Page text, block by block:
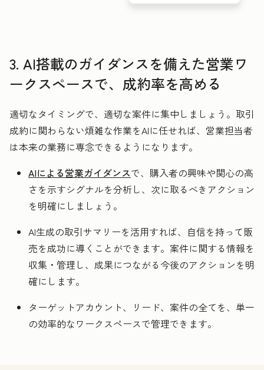
3. AI搭載のガイダンスを備えた営業ワ
ークスペースで、成約率を高める
適切なタイミングで、適切な案件に集中しましょう。取引
成約に関わらない煩雑な作業をAIに任せれば、営業担当者
は本来の業務に専念できるようになります。
AIによる営業ガイダンスで、購入者の興味や関心の高
さを示すシグナルを分析し、次に取るべきアクション
を明確にしましょう。
AI生成の取引サマリーを活用すれば、自信を持って販
売を成功に導くことができます。案件に関する情報を
収集・管理し、成果につながる今後のアクションを明
確にします。
ターゲットアカウント、リード、案件の全てを、単一
の効率的なワークスペースで管理できます。